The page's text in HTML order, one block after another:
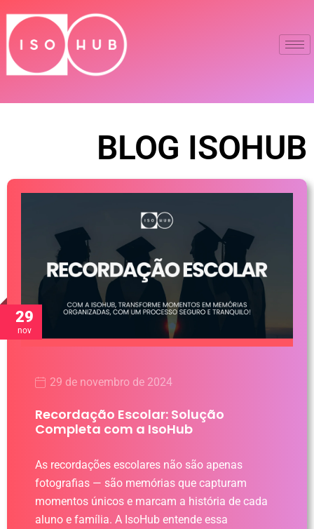
BLOG ISOHUB
29
nov
29 de novembro de 2024
Recordação Escolar: Solução
Completa com a IsoHub
As recordações escolares não são apenas
fotografias — são memórias que capturam
momentos únicos e marcam a história de cada
aluno e família. A IsoHub entende essa